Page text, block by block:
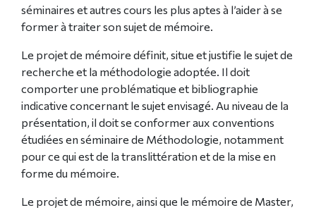
séminaires et autres cours les plus aptes à l’aider à se
former à traiter son sujet de mémoire.
Le projet de mémoire définit, situe et justifie le sujet de
recherche et la méthodologie adoptée. Il doit
comporter une problématique et bibliographie
indicative concernant le sujet envisagé. Au niveau de la
présentation, il doit se conformer aux conventions
étudiées en séminaire de Méthodologie, notamment
pour ce qui est de la translittération et de la mise en
forme du mémoire.
Le projet de mémoire, ainsi que le mémoire de Master,